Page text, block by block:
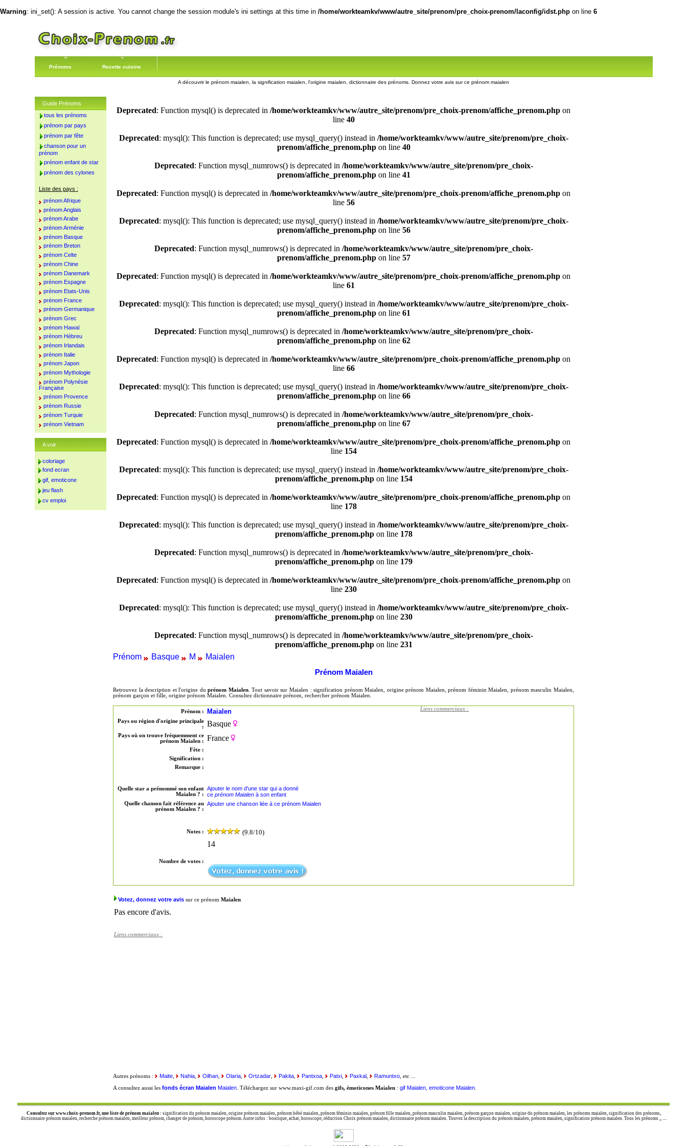
Warning: ini_set(): A session is active. You cannot change the session module's ini settings at this time in /home/workteamkv/www/autre_site/prenom/pre_choix-prenom/laconfig/idst.php on line 6
Prénoms Recette cuisine
A découvrir le prénom maialen, la signification maialen, l'origine maialen, dictionnaire des prénoms. Donnez votre avis sur ce prénom maialen
Deprecated: Function mysql() is deprecated in /home/workteamkv/www/autre_site/prenom/pre_choix-prenom/affiche_prenom.php on
line 40
Deprecated: mysql(): This function is deprecated; use mysql_query() instead in /home/workteamkv/www/autre_site/prenom/pre_choix-
prenom/affiche_prenom.phpon line 40
Deprecated: Function mysql_numrows() is deprecated in /home/workteamkv/www/autre_site/prenom/pre_choix-
prenom/affiche_prenom.phpon line 41
Deprecated: Function mysql() is deprecated in /home/workteamkv/www/autre_site/prenom/pre_choix-prenom/affiche_prenom.php on
line 56
Deprecated: mysql(): This function is deprecated; use mysql_query() instead in /home/workteamkv/www/autre_site/prenom/pre_choix-
prenom/affiche_prenom.phpon line 56
Deprecated: Function mysql_numrows() is deprecated in /home/workteamkv/www/autre_site/prenom/pre_choix-
prenom/affiche_prenom.phpon line 57
Deprecated: Function mysql() is deprecated in /home/workteamkv/www/autre_site/prenom/pre_choix-prenom/affiche_prenom.php on
line 61
Deprecated: mysql(): This function is deprecated; use mysql_query() instead in /home/workteamkv/www/autre_site/prenom/pre_choix-
prenom/affiche_prenom.phpon line 61
Deprecated: Function mysql_numrows() is deprecated in /home/workteamkv/www/autre_site/prenom/pre_choix-
prenom/affiche_prenom.phpon line 62
Deprecated: Function mysql() is deprecated in /home/workteamkv/www/autre_site/prenom/pre_choix-prenom/affiche_prenom.php on
line 66
Deprecated: mysql(): This function is deprecated; use mysql_query() instead in /home/workteamkv/www/autre_site/prenom/pre_choix-
prenom/affiche_prenom.phpon line 66
Deprecated: Function mysql_numrows() is deprecated in /home/workteamkv/www/autre_site/prenom/pre_choix-
prenom/affiche_prenom.phpon line 67
Deprecated: Function mysql() is deprecated in /home/workteamkv/www/autre_site/prenom/pre_choix-prenom/affiche_prenom.php on
line 154
Deprecated: mysql(): This function is deprecated; use mysql_query() instead in /home/workteamkv/www/autre_site/prenom/pre_choix-
prenom/affiche_prenom.phpon line 154
Deprecated: Function mysql() is deprecated in /home/workteamkv/www/autre_site/prenom/pre_choix-prenom/affiche_prenom.php on
line 178
Deprecated: mysql(): This function is deprecated; use mysql_query() instead in /home/workteamkv/www/autre_site/prenom/pre_choix-
prenom/affiche_prenom.phpon line 178
Deprecated: Function mysql_numrows() is deprecated in /home/workteamkv/www/autre_site/prenom/pre_choix-
prenom/affiche_prenom.phpon line 179
Deprecated: Function mysql() is deprecated in /home/workteamkv/www/autre_site/prenom/pre_choix-prenom/affiche_prenom.php on
line 230
Deprecated: mysql(): This function is deprecated; use mysql_query() instead in /home/workteamkv/www/autre_site/prenom/pre_choix-
prenom/affiche_prenom.phpon line 230
Deprecated: Function mysql_numrows() is deprecated in /home/workteamkv/www/autre_site/prenom/pre_choix-
prenom/affiche_prenom.phpon line 231
Prénom
Basque M Maialen
Prénom Maialen
Retrouvez la description et l'origine duprénom Maialen. Tout savoir sur Maialen : signification prénom Maialen, origine prénom Maialen, prénom féminin Maialen, prénom masculin Maialen,
prénom garçon et fille, origine prénom Maialen. Consultez dictionnaire prénom, rechercher prénom Maialen.
Prénom : Maialen
Pays ou région d'origine principale
:
Basque
Pays où on trouve fréquemment ce
prénom Maialen :
France
Fête :
Signification :
Remarque :
Quelle star a prénommé son enfant
Maialen ? :
Ajouter le nom d'une star qui a donné
ce prénom Maialen à son enfant
Quelle chanson fait référence au
prénom Maialen ? :
Ajouter une chanson liée à ce prénom Maialen
Notes : (9.8/10)
Nombre de votes :
14
Liens commerciaux :
Votez, donnez votre avis sur ce prénom Maialen
Pas encore d'avis.
Liens commerciaux :
Autres prénoms : Maite Nahia Oilhan Olaria Ortzadar Pakita Pantxoa Patxi Paxkal Ramuntxo , etc ...
A consultez aussi les fonds écran Maialen Maialen . Téléchargez sur www.maxi-gif.com des gifs, émoticones Maialen : gif Maialen, emoticone Maialen
Guide Prénoms
tous les prénoms
prénom par pays
prénom par fête
chanson pour un
prénom
prénom enfant de star
prénom des cylones
Liste des pays :
prénom Afrique
prénom Anglais
prénom Arabe
prénom Arménie
prénom Basque
prénom Breton
prénom Celte
prénom Chine
prénom Danemark
prénom Espagne
prénom Etats-Unis
prénom France
prénom Germanique
prénom Grec
prénom Hawaï
prénom Hébreu
prénom Irlandais
prénom Italie
prénom Japon
prénom Mythologie
prénom Polynésie
Française
prénom Provence
prénom Russie
prénom Turquie
prénom Vietnam
A voir
coloriage
fond ecran
gif, emoticone
jeu flash
cv emploi
Consultez sur www.choix-prenom.fr, une liste de prénom maialen : signification du prénom maialen, origine prénom maialen, prénom bébé maialen, prénom féminin maialen, prénom fille maialen, prénom masculin maialen, prénom garçon maialen, origine du prénom maialen, les prénoms maialen, signification des prénoms,
dictionnaire prénom maialen, recherche prénom maialen, meilleur prénom, changer de prénom, horoscope prénom. Autre infos : boutique, achat, horoscope, réduction Choix prénom maialen, dictionnaire prénom maialen. Touvez la description du prénom maialen, prénom maialen, signification prénom maialen. Tous les prénoms ,, ....